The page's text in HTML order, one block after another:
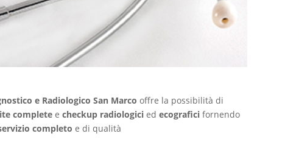
e Radiologico San Marco offre la possibilità di
completee checkup radiologicied ecograficifornendo
completo e di qualità